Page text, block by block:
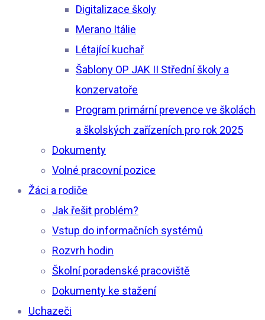
Digitalizace školy
Merano Itálie
Létající kuchař
Šablony OP JAK II Střední školy a
konzervatoře
Program primární prevence ve školách
a školských zařízeních pro rok 2025
Dokumenty
Volné pracovní pozice
Žáci a rodiče
Jak řešit problém?
Vstup do informačních systémů
Rozvrh hodin
Školní poradenské pracoviště
Dokumenty ke stažení
Uchazeči